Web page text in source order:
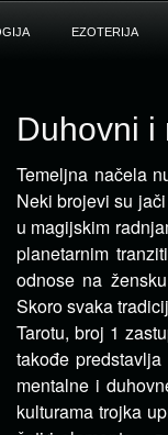
EZOTERIJA
Duhovni i
Temeljna načela
Neki brojevi su
u magijskim
planetarnim
odnose na
Skoro svaka
Tarotu, broj 1
takođe
mentalne i
kulturama trojka